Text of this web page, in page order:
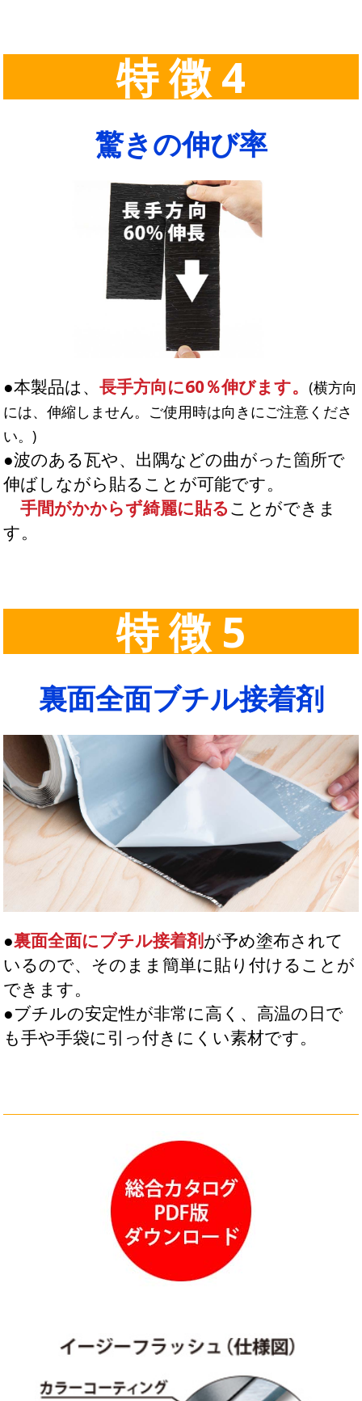
特 徴 4
驚きの伸び率
●本製品は、長手方向に60％伸びます。 (横方向
には、伸縮しません。ご使用時は向きにご注意くださ
い。)
●波のある瓦や、出隅などの曲がった箇所で
伸ばしながら貼ることが可能です。
手間がかからず綺麗に貼ることができま
す。
特 徴 5
裏面全面ブチル接着剤
●裏面全面にブチル接着剤が予め塗布されて
いるので、そのまま簡単に貼り付けることが
できます。
●ブチルの安定性が非常に高く、高温の日で
も手や手袋に引っ付きにくい素材です。